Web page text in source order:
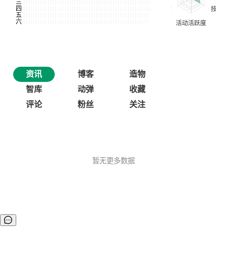
资讯 博客
造物
智库
动弹
收藏
评论
粉丝 关注
暂无更多数据